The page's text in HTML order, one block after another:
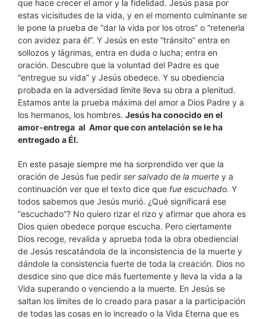
que hace crecer el amor y la fidelidad. Jesús pasa por
estas vicisitudes de la vida, y en el momento culminante se
le pone la prueba de “dar la vida por los otros” o “retenerla
con avidez para él”. Y Jesús en este “tránsito” entra en
sollozos y lágrimas, entra en duda o lucha; entra en
oración. Descubre que la voluntad del Padre es que
“entregue su vida” y Jesús obedece. Y su obediencia
probada en la adversidad límite lleva su obra a plenitud.
Estamos ante la prueba máxima del amor a Dios Padre y a
los hermanos, los hombres. Jesús ha conocido en el
amor-entrega al Amor que con antelación se le ha
entregado a Él.
En este pasaje siempre me ha sorprendido ver que la
oración de Jesús fue pedir ser salvado de la muerte y a
continuación ver que el texto dice que fue escuchado. Y
todos sabemos que Jesús murió. ¿Qué significará ese
“escuchado”? No quiero rizar el rizo y afirmar que ahora es
Dios quien obedece porque escucha. Pero ciertamente
Dios recoge, revalida y aprueba toda la obra obediencial
de Jesús rescatándola de la inconsistencia de la muerte y
dándole la consistencia fuerte de toda la creación. Dios no
desdice sino que dice más fuertemente y lleva la vida a la
Vida superando o venciendo a la muerte. En Jesús se
saltan los límites de lo creado para pasar a la participación
de todas las cosas en lo increado o la Vida Eterna que es